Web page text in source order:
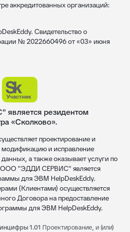
аккредитованных организаций:
Свидетельство о
№ 2022660496 от «03» июня
резидентом
«Сколково».
проектирование и
модификацию и исправление
а также оказывает услуги по
ООО "ЭДДИ СЕРВИС" является
для ЭВМ HelpDeskEddy.
(Клиентами) осуществляется
Договора на предоставление
для ЭВМ HelpDeskEddy.
1.01 Проектирование, и (или)